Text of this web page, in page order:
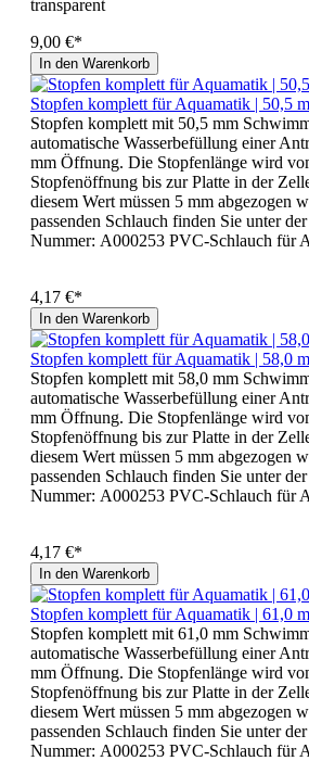
transparent
9,00 €*
In den Warenkorb
Stopfen komplett für Aquamatik | 50,5
Stopfen komplett mit 50,5 mm
automatische Wasserbefüllung einer
mm Öffnung. Die Stopfenlänge wird
Stopfenöffnung bis zur Platte in der
diesem Wert müssen 5 mm abgezogen
passenden Schlauch finden Sie unter
Nummer: A000253 PVC-Schlauch für
4,17 €*
In den Warenkorb
Stopfen komplett für Aquamatik | 58,0
Stopfen komplett mit 58,0 mm
automatische Wasserbefüllung einer
mm Öffnung. Die Stopfenlänge wird
Stopfenöffnung bis zur Platte in der
diesem Wert müssen 5 mm abgezogen
passenden Schlauch finden Sie unter
Nummer: A000253 PVC-Schlauch für
4,17 €*
In den Warenkorb
Stopfen komplett für Aquamatik | 61,0
Stopfen komplett mit 61,0 mm
automatische Wasserbefüllung einer
mm Öffnung. Die Stopfenlänge wird
Stopfenöffnung bis zur Platte in der
diesem Wert müssen 5 mm abgezogen
passenden Schlauch finden Sie unter
Nummer: A000253 PVC-Schlauch für